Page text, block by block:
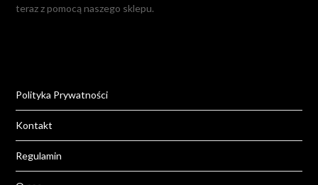
teraz z pomocą naszego sklepu.
Polityka Prywatności
Kontakt
Regulamin